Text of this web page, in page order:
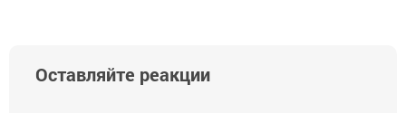
Оставляйте реакции